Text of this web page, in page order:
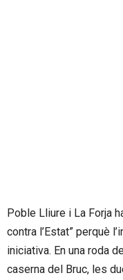
Poble Lliure i La Forja
contra l’Estat” perquè
iniciativa. En una roda
caserna del Bruc, les